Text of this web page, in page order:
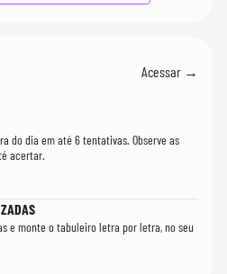
Acessar →
do dia em até 6 tentativas. Observe as
acertar.
e monte o tabuleiro letra por letra, no seu